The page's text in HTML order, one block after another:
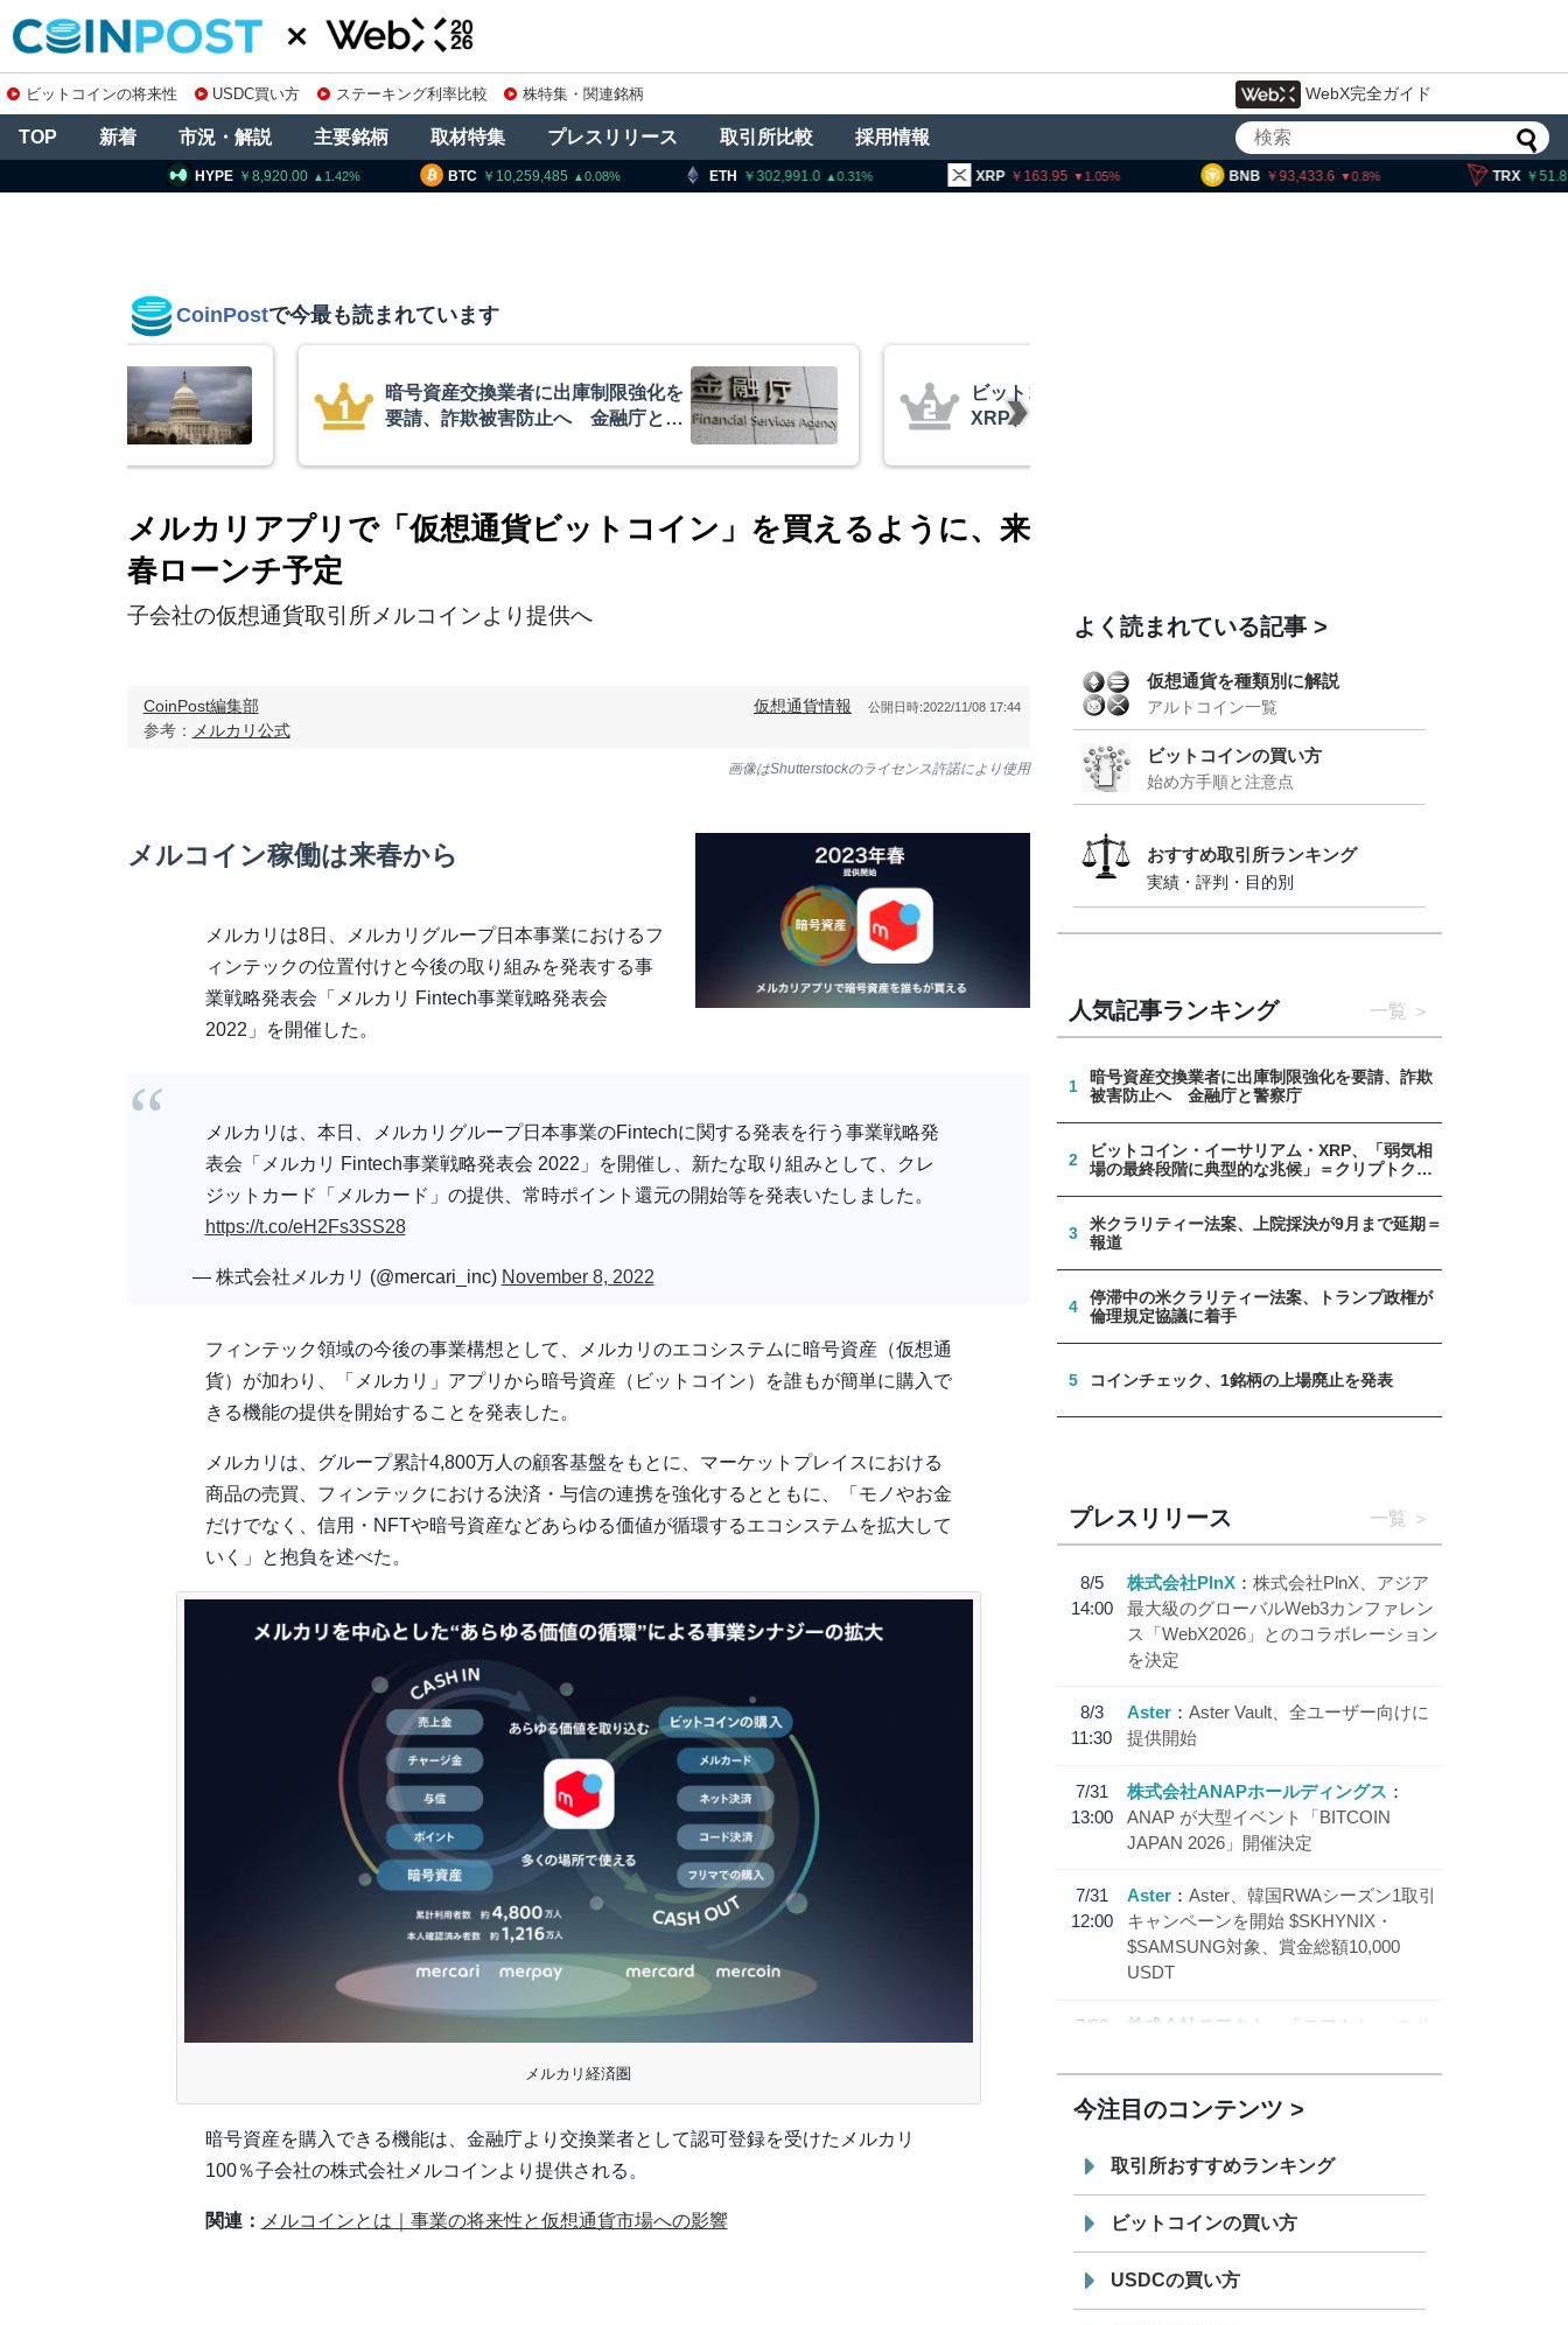
ビットコインの将来性 USDC買い方 ステーキング利率比較 株特集・関連銘柄 WebX完全ガイド
TOP 新着 市況・解説 主要銘柄 取材特集 プレスリリース 取引所比較 採用情報
BTC 10,259,485 ETH 302,991.0 0.31 XRP 163.95 1.05 BNB 93,433.6 TRX 51.87 0.05 SOL
CoinPostで今最も読まれています
ビットコイン・イーサリアム・
XRP、「弱気相場の最終段階に典型
米クラリティー法案、上院採決が9
月まで延期＝報道
メルカリアプリで「仮想通貨ビットコイン」を買えるように、来
春ローンチ予定
子会社の仮想通貨取引所メルコインより提供へ
CoinPost編集部
参考：
メルカリ公式
仮想通貨情報 公開日時:2022/11/08 17:44
画像はShutterstockのライセンス許諾により使用
メルコイン稼働は来春から
メルカリは8日、メルカリグループ日本事業におけるフ
ィンテックの位置付けと今後の取り組みを発表する事
業戦略発表会「メルカリ Fintech事業戦略発表会
2022」を開催した。
メルカリは、本日、メルカリグループ日本事業のFintechに関する発表を行う事業戦略発
表会「メルカリ Fintech事業戦略発表会 2022」を開催し、新たな取り組みとして、クレ
ジットカード「メルカード」の提供、常時ポイント還元の開始等を発表いたしました。
https://t.co/eH2Fs3SS28
— 株式会社メルカリ (@mercari_inc) November 8, 2022
フィンテック領域の今後の事業構想として、メルカリのエコシステムに暗号資産（仮想通
貨）が加わり、「メルカリ」アプリから暗号資産（ビットコイン）を誰もが簡単に購入で
きる機能の提供を開始することを発表した。
メルカリは、グループ累計4,800万人の顧客基盤をもとに、マーケットプレイスにおける
商品の売買、フィンテックにおける決済・与信の連携を強化するとともに、「モノやお金
だけでなく、信用・NFTや暗号資産などあらゆる価値が循環するエコシステムを拡大して
いく」と抱負を述べた。
メルカリ経済圏
暗号資産を購入できる機能は、金融庁より交換業者として認可登録を受けたメルカリ
100％子会社の株式会社メルコインより提供される。
関連： メルコインとは｜事業の将来性と仮想通貨市場への影響
よく読まれている記事
仮想通貨を種類別に解説
アルトコイン一覧
ビットコインの買い方
始め方手順と注意点
おすすめ取引所ランキング
実績・評判・目的別
人気記事ランキング 一覧
1
暗号資産交換業者に出庫制限強化を要請、詐欺
被害防止へ 金融庁と警察庁
2
ビットコイン・イーサリアム・XRP、「弱気相
場の最終段階に典型的な兆候」＝クリプトクア
3
米クラリティー法案、上院採決が9月まで延期＝
報道
4
停滞中の米クラリティー法案、トランプ政権が
倫理規定協議に着手
5 コインチェック、1銘柄の上場廃止を発表
プレスリリース 一覧
8/5
14:00
株式会社PlnX
株式会社PlnX、アジア
最大級のグローバルWeb3カンファレン
ス「WebX2026」とのコラボレーション
を決定
8/3
11:30
Aster
Aster Vault、全ユーザー向けに
提供開始
7/31
13:00
株式会社ANAPホールディングス
ANAP が大型イベント「BITCOIN
JAPAN 2026」開催決定
7/31
12:00
Aster
Aster、韓国RWAシーズン1取引
キャンペーンを開始 $SKHYNIX・
$SAMSUNG対象、賞金総額10,000
USDT
7/30
株式会社モアクト
「モアクト」 のポ
「 JPYC」を追加
19:30
てステーブルコイン「JPYSC」徹底解
説セミナーを開催
今注目のコンテンツ
取引所おすすめランキング
ビットコインの買い方
USDCの買い方